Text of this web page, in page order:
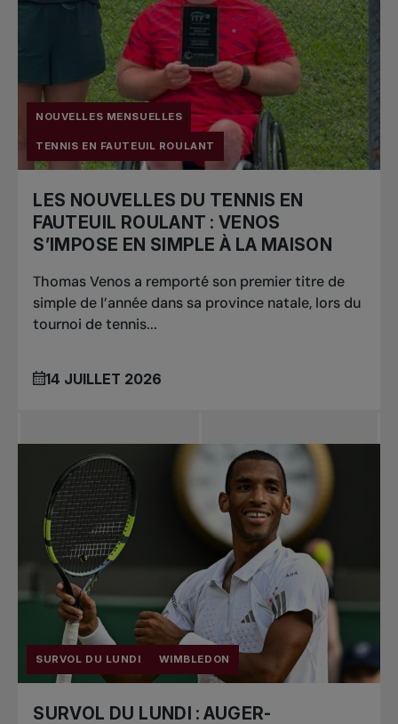
Redéfinir le jeu
Tournois
nationaux
NOUVELLES MENSUELLES
TENNIS EN FAUTEUIL ROULANT
LES NOUVELLES DU TENNIS EN
FAUTEUIL ROULANT : VENOS
S’IMPOSE EN SIMPLE À LA MAISON
Thomas Venos a remporté son premier titre de
simple de l’année dans sa province natale, lors du
tournoi de tennis...
14 JUILLET 2026
SURVOL DU LUNDI WIMBLEDON
SURVOL DU LUNDI : AUGER-